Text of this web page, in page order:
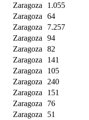
Zaragoza
1.055
Zaragoza
64
Zaragoza
7.257
Zaragoza
94
Zaragoza
82
Zaragoza
141
Zaragoza
105
Zaragoza
240
Zaragoza
151
Zaragoza
76
Zaragoza
51